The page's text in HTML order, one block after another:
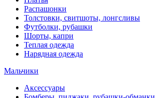
Распашонки
Толстовки, свитшоты, лонгсливы
Футболки, рубашки
Шорты, капри
Теплая одежда
Нарядная одежда
Мальчики
Аксессуары